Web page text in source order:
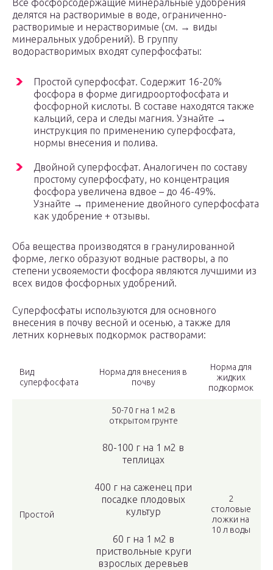
Все фосфорсодержащие минеральные удобрения
делятся на растворимые в воде, ограниченно-
растворимые и нерастворимые (см. → виды
минеральных удобрений). В группу
водорастворимых входят суперфосфаты:
Простой суперфосфат. Содержит 16-20%
фосфора в форме дигидроортофосфата и
фосфорной кислоты. В составе находятся также
кальций, сера и следы магния. Узнайте →
инструкция по применению суперфосфата,
нормы внесения и полива.
Двойной суперфосфат. Аналогичен по составу
простому суперфосфату, но концентрация
фосфора увеличена вдвое – до 46-49%.
Узнайте → применение двойного суперфосфата
как удобрение + отзывы.
Оба вещества производятся в гранулированной
форме, легко образуют водные растворы, а по
степени усвояемости фосфора являются лучшими из
всех видов фосфорных удобрений.
Суперфосфаты используются для основного
внесения в почву весной и осенью, а также для
летних корневых подкормок растворами:
Вид
суперфосфата
Норма для внесения в
почву
Норма для
жидких
подкормок
Простой
50-70 г на 1 м2 в
открытом грунте
80-100 г на 1 м2 в
теплицах
400 г на саженец при
посадке плодовых
культур
60 г на 1 м2 в
приствольные круги
взрослых деревьев
2
столовые
ложки на
10 л воды